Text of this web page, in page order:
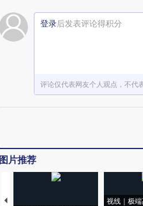
登录后发表评论得积分
评论仅代表网友个人观点，不代
图片推荐
视线｜极